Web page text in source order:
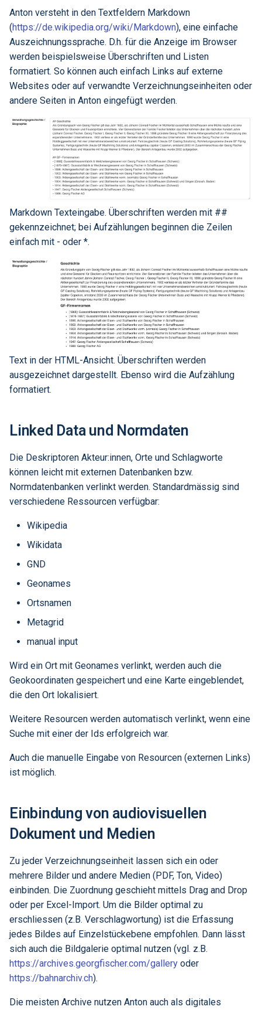
Anton versteht in den Textfeldern Markdown
(https://de.wikipedia.org/wiki/Markdown), eine einfache
Auszeichnungssprache. D.h. für die Anzeige im Browser
werden beispielsweise Überschriften und Listen
formatiert. So können auch einfach Links auf externe
Websites oder auf verwandte Verzeichnungseinheiten oder
andere Seiten in Anton eingefügt werden.
Markdown Texteingabe. Überschriften werden mit ##
gekennzeichnet; bei Aufzählungen beginnen die Zeilen
einfach mit - oder *.
Text in der HTML-Ansicht. Überschriften werden
ausgezeichnet dargestellt. Ebenso wird die Aufzählung
formatiert.
Linked Data und Normdaten
Die Deskriptoren Akteur:innen, Orte und Schlagworte
können leicht mit externen Datenbanken bzw.
Normdatenbanken verlinkt werden. Standardmässig sind
verschiedene Ressourcen verfügbar:
Wikipedia
Wikidata
GND
Geonames
Ortsnamen
Metagrid
manual input
Wird ein Ort mit Geonames verlinkt, werden auch die
Geokoordinaten gespeichert und eine Karte eingeblendet,
die den Ort lokalisiert.
Weitere Resourcen werden automatisch verlinkt, wenn eine
Suche mit einer der Ids erfolgreich war.
Auch die manuelle Eingabe von Resourcen (externen Links)
ist möglich.
Einbindung von audiovisuellen
Dokument und Medien
Zu jeder Verzeichnungseinheit lassen sich ein oder
mehrere Bilder und andere Medien (PDF, Ton, Video)
einbinden. Die Zuordnung geschieht mittels Drag and Drop
oder per Excel-Import. Um die Bilder optimal zu
erschliessen (z.B. Verschlagwortung) ist die Erfassung
jedes Bildes auf Einzelstückebene empfohlen. Dann lässt
sich auch die Bildgalerie optimal nutzen (vgl. z.B.
https://archives.georgfischer.com/gallery oder
https://bahnarchiv.ch).
Die meisten Archive nutzen Anton auch als digitales